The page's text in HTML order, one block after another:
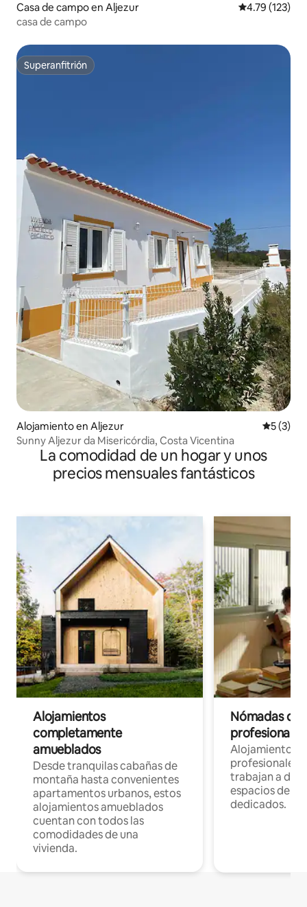
Casa de campo en Aljezur Calificación
4.79 (123)
casa de campo
Superanfitrión
Superanfitrión
Alojamiento en Aljezur
5 (3)
Sunny Aljezur da Misericórdia, Costa Vicentina
La comodidad de un hogar y unos
precios mensuales fantásticos
Alojamientos
completamente
amueblados
Desde tranquilas cabañas de
montaña hasta convenientes
apartamentos urbanos, estos
alojamientos amueblados
cuentan con todos las
comodidades de una
vivienda.
Nómadas
Alojamientos
profesionales
trabajan a
espacios de
dedicados.